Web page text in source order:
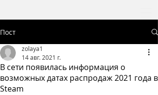
Пост
В сети появилась информация о
возможных датах распродаж 2021 года в
Steam
zolaya1
14 авг. 2021 г.